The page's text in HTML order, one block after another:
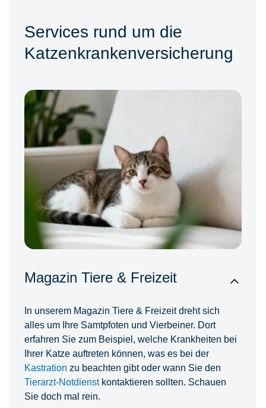
Services rund um die
Katzenkrankenversicherung
Magazin Tiere & Freizeit
In unserem Magazin Tiere & Freizeit dreht sich
alles um Ihre Samtpfoten und Vierbeiner. Dort
erfahren Sie zum Beispiel, welche Krankheiten bei
Ihrer Katze auftreten können, was es bei der
Kastration zu beachten gibt oder wann Sie den
Tierarzt-Notdienstkontaktieren sollten. Schauen
Sie doch mal rein.